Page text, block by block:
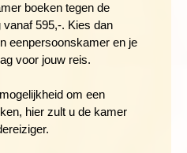
boeken tegen de
595,-. Kies dan
eenpersoonskamer en je
voor jouw reis.
om een
hier zult u de kamer